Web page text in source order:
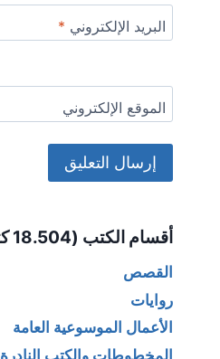
البريد الإلكتروني *
الموقع الإلكتروني
أقسام الكتب (18.504 كتاب)
القصص
روايات
الأعمال الموسوعية العامة
المخطوطات والكتب النادرة